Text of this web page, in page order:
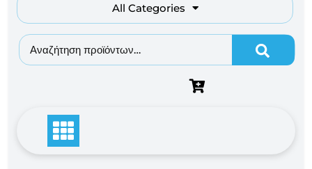
All Categories
Αναζήτηση για: